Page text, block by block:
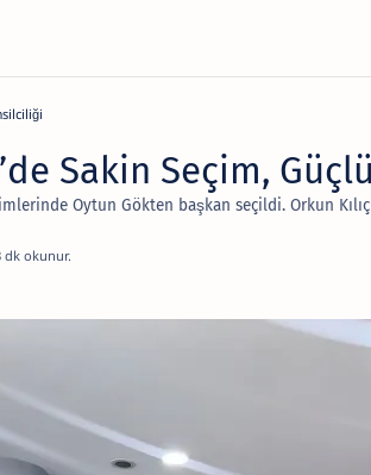
Sakin Seçim,
Oytun Gökten başkan seçildi. Orkun